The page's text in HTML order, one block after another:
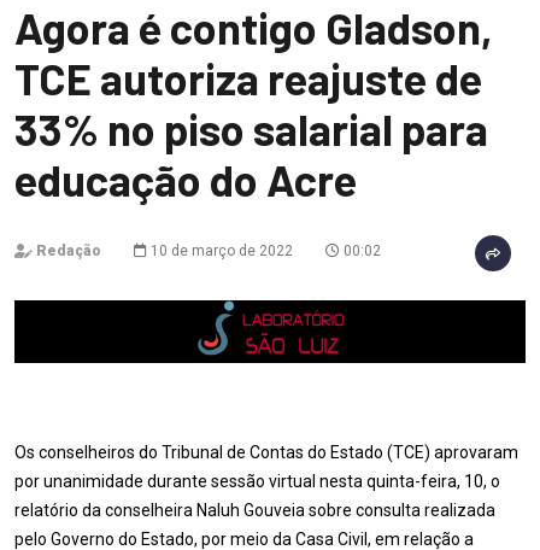
Agora é contigo Gladson,
TCE autoriza reajuste de
33% no piso salarial para
educação do Acre
Redação 10 de março de 2022 00:02
Os conselheiros do Tribunal de Contas do Estado (TCE) aprovaram
por unanimidade durante sessão virtual nesta quinta-feira, 10, o
relatório da conselheira Naluh Gouveia sobre consulta realizada
pelo Governo do Estado, por meio da Casa Civil, em relação a